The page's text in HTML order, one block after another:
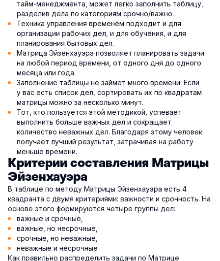
тайм-менеджмента, может легко заполнить таблицу,
разделив дела по категориям срочно/важно.
Техника управления временем подходит и для
организации рабочих дел, и для обучения, и для
планирования бытовых дел.
Матрица Эйзенхауэра позволяет планировать задачи
на любой период времени, от одного дня до одного
месяца или года.
Заполнение таблицы не займёт много времени. Если
у вас есть список дел, сортировать их по квадратам
матрицы можно за несколько минут.
Тот, кто пользуется этой методикой, успевает
выполнить больше важных дел и сокращает
количество неважных дел. Благодаря этому человек
получает лучший результат, затрачивая на работу
меньше времени.
Критерии составления Матрицы
Эйзенхауэра
В таблице по методу Матрицы Эйзенхауэра есть 4
квадранта с двумя критериями: важности и срочность. На
основе этого формируются четыре группы дел:
важные и срочные,
важные, но несрочные,
срочные, но неважные,
неважные и несрочные
Как правильно распределить задачи по Матрице